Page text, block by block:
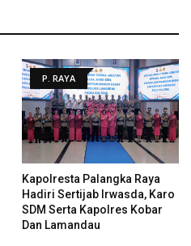
P. RAYA
Kapolresta Palangka Raya
Hadiri Sertijab Irwasda, Karo
SDM Serta Kapolres Kobar
Dan Lamandau